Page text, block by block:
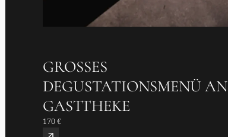
GROSSES D
EGUSTATIONSMENÜ AN
ASTTHEKE
170 €